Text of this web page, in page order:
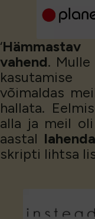
‘
vahend.
võimaldas
hallata.
alla ja meil
aastal
skripti lihtsa